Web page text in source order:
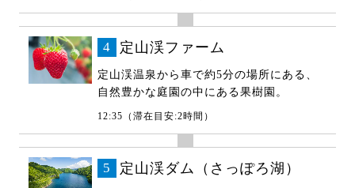
4 定山渓ファーム
定山渓温泉から車で約5分の場所にある、
自然豊かな庭園の中にある果樹園。
12:35（滞在目安:2時間）
5 定山渓ダム（さっぽろ湖）